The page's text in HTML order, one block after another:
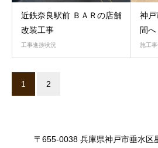
近鉄奈良駅前 ＢＡＲの店舗
改装工事
工事進捗状況
神戸
間へ
施工事
1 2
〒655-0038 兵庫県神戸市垂水区